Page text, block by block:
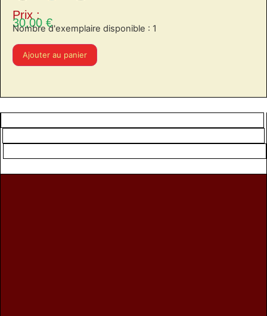
Prix :
30,00 €
Nombre d'exemplaire disponible : 1
Ajouter au panier